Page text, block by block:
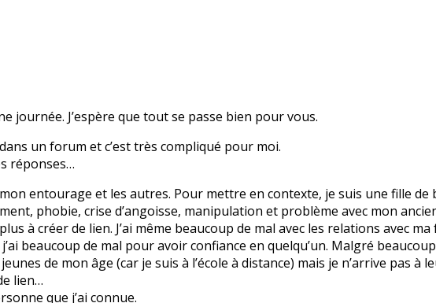
journée. J’espère que tout se passe bien pour vous.
un forum et c’est très compliqué pour moi.
réponses…
mon entourage et les autres. Pour mettre en contexte, je suis une fille
phobie, crise d’angoisse, manipulation et problème avec mon
à créer de lien. J’ai même beaucoup de mal avec les relations avec ma
beaucoup de mal pour avoir confiance en quelqu’un. Malgré
de mon âge (car je suis à l’école à distance) mais je n’arrive pas à
lien…
que j’ai connue.